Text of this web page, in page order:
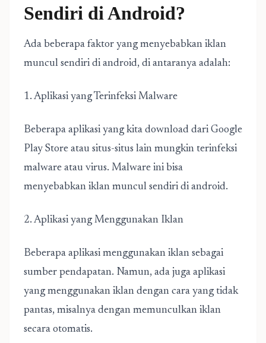
Sendiri di Android?
Ada beberapa faktor yang menyebabkan iklan
muncul sendiri di android, di antaranya adalah:
1. Aplikasi yang Terinfeksi Malware
Beberapa aplikasi yang kita download dari Google
Play Store atau situs-situs lain mungkin terinfeksi
malware atau virus. Malware ini bisa
menyebabkan iklan muncul sendiri di android.
2. Aplikasi yang Menggunakan Iklan
Beberapa aplikasi menggunakan iklan sebagai
sumber pendapatan. Namun, ada juga aplikasi
yang menggunakan iklan dengan cara yang tidak
pantas, misalnya dengan memunculkan iklan
secara otomatis.